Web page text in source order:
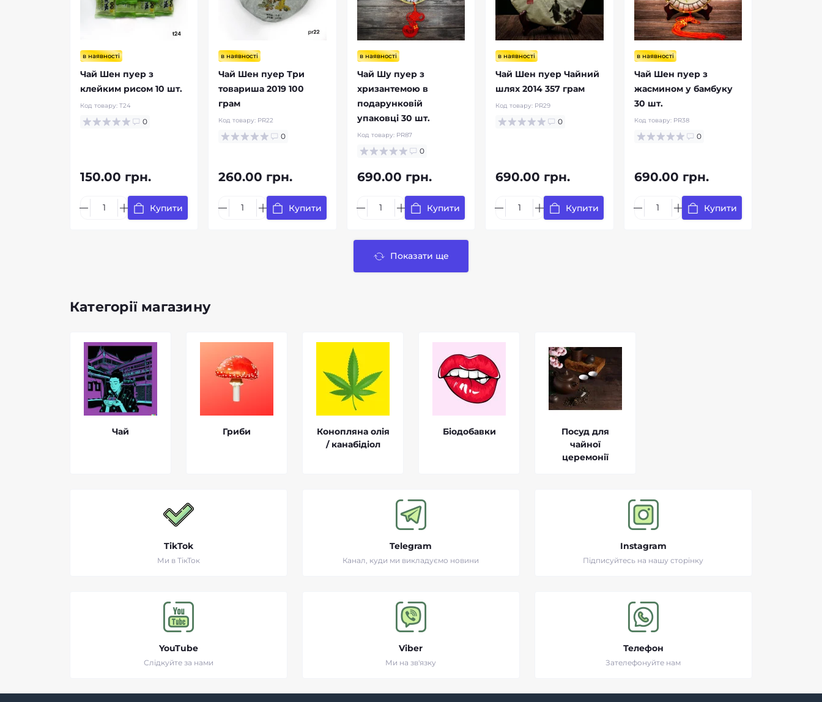
в наявності
Чай Шен пуер з
клейким рисом 10 шт.
Код товару: T24
0
150.00 грн.
Купити
в наявності
Чай Шен пуер Три
товариша 2019 100
грам
Код товару: PR22
0
260.00 грн.
Купити
в наявності
Чай Шу пуер з
хризантемою в
подарунковій
упаковці 30 шт.
Код товару: PR87
0
690.00 грн.
Купити
в наявності
Чай Шен пуер Чайний
шлях 2014 357 грам
Код товару: PR29
0
690.00 грн.
Купити
в наявності
Чай Шен пуер з
жасмином у бамбуку
30 шт.
Код товару: PR38
0
690.00 грн.
Купити
Показати ще
Категорії магазину
Чай Гриби
Конопляна олія
/ канабідіол
Біодобавки
Посуд для
чайної
церемонії
TikTok
Ми в ТікТок
Telegram
Канал, куди ми викладуємо новини
Instagram
Підписуйтесь на нашу сторінку
YouTube
Слідкуйте за нами
Viber
Ми на зв'язку
Телефон
Зателефонуйте нам